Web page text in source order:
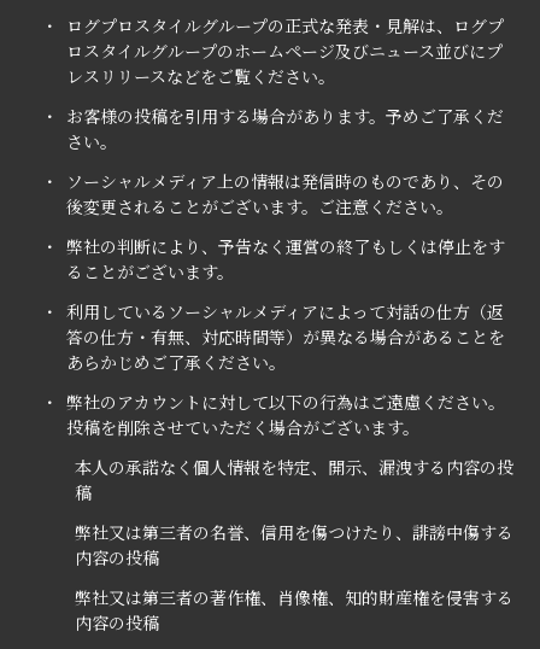
・
ログプロスタイルグループの正式な発表・見解は、ログプ
ロスタイルグループのホームページ及びニュース並びにプ
レスリリースなどをご覧ください。
・
お客様の投稿を引用する場合があります。予めご了承くだ
さい。
・
ソーシャルメディア上の情報は発信時のものであり、その
後変更されることがございます。ご注意ください。
・ 弊社の判断により、予告なく運営の終了もしくは停止をす
ることがございます。
・ 利用しているソーシャルメディアによって対話の仕方 （返
答の仕方・有無、対応時間等） が異なる場合があることを
あらかじめご了承ください。
・ 弊社のアカウントに対して以下の行為はご遠慮ください。
投稿を削除させていただく場合がございます。
本人の承諾なく個人情報を特定、開示、漏洩する内容の投
稿
弊社又は第三者の名誉、信用を傷つけたり、誹謗中傷する
内容の投稿
弊社又は第三者の著作権、肖像権、知的財産権を侵害する
内容の投稿